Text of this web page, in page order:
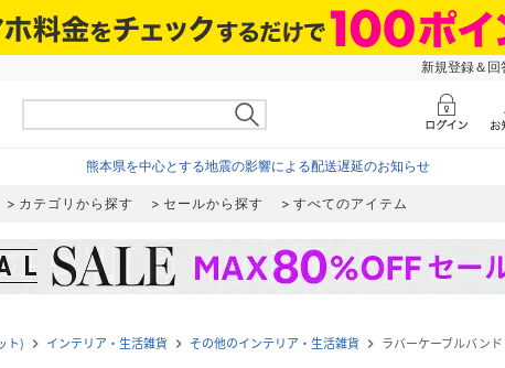
新規登録＆
熊本県を中心とする地震の影響による配送遅延のお知らせ
カテゴリから探す セールから探す すべてのアイテム
ト) navigate_next インテリア・生活雑貨 navigate_next その他のインテリア・生活雑貨 navigate_next ラバーケーブルバンド